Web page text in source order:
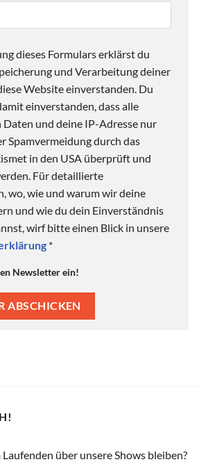
dieses Formulars erklärst du
und Verarbeitung deiner
Website einverstanden. Du
einverstanden, dass alle
Daten und deine IP-Adresse nur
Spamvermeidung durch das
in den USA überprüft und
Für detaillierte
wo, wie und warum wir deine
und wie du dein Einverständnis
wirf bitte einen Blick in unsere
*
Newsletter ein!
über unsere Shows bleiben?